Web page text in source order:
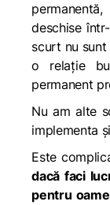
deschise
scurt nu
o relație
permanent
Nu am alte
implementa
Este
dacă faci
pentru